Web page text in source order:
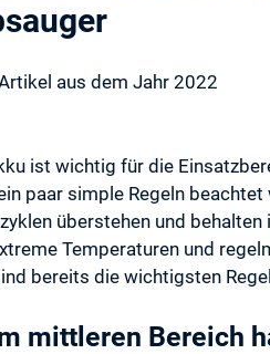
aus dem Jahr 2022
ist wichtig für die
paar simple Regeln
überstehen und
Temperaturen und
bereits die wichtigsten
mittleren Bereich